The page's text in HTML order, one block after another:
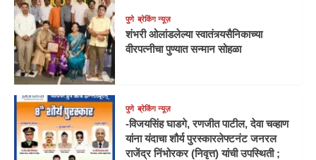
पुणे ब्रेकिंग न्यूज़
शंभरी ओलांडलेल्या स्वातंत्र्यसैनिकाच्या
वीरपत्नीचा पुण्यात सन्मान सोहळा
पुणे ब्रेकिंग न्यूज़
-विजयसिंह घाडगे, रणजीत पाटील, देवा चव्हाण
यांना यंदाचा शौर्य पुरस्कारलेफ्टनंट जनरल
राजेंद्र निंभोरकर (निवृत्त) यांची उपस्थिती ;